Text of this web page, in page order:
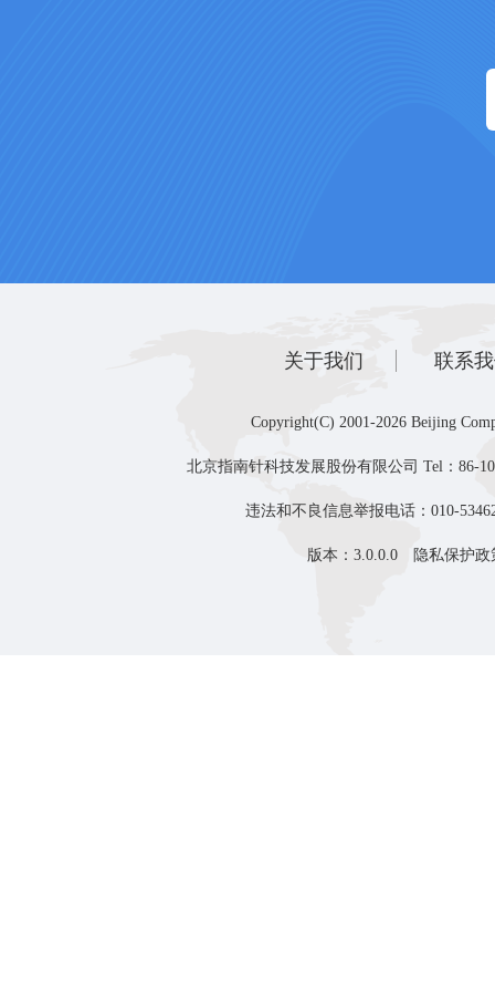
关于我们 联系
Copyright(C) 2001-2026 Beijing
北京指南针科技发展股份有限公司 Tel：86-
违法和不良信息举报电话：010-
版本：3.0.0.0 隐私保护政